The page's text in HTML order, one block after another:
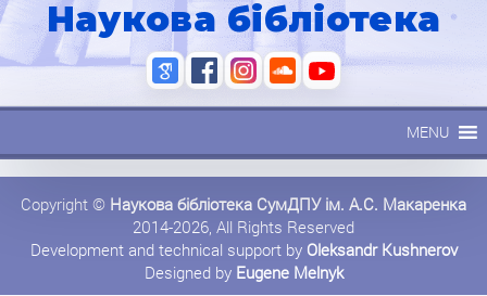
Наукова бібліотека
MENU
Copyright © Наукова бібліотека СумДПУ ім. А.С. Макаренка
2014-2026, All Rights Reserved
Development and technical support by Oleksandr Kushnerov
Designed by Eugene Melnyk